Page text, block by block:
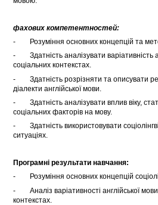
фахових компетентностей:
- Розуміння основних концепцій та
- Здатність аналізувати варіативність
соціальних контекстах.
- Здатність розрізняти та описувати
діалекти англійської мови.
- Здатність аналізувати вплив віку,
соціальних факторів на мову.
- Здатність використовувати
ситуаціях.
Програмні результати навчання:
- Розуміння основних концепцій
- Аналіз варіативності англійської мови
контекстах.